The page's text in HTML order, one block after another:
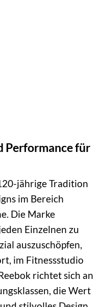
Performance für
jährige Tradition
im Bereich
Die Marke
Einzelnen zu
auszuschöpfen,
im Fitnessstudio
richtet sich an
die Wert